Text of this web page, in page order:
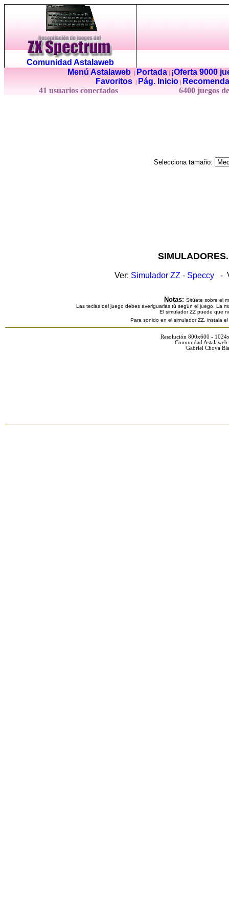
Comunidad Astalaweb
Menú Astalaweb| Portada|
¡Oferta 9000
Favoritos
Pág. Inicio
41 usuarios conectados
6400 juegos
Selecciona tamaño:
Ver: Simulador ZZ - Speccy -
Notas: Sitúate sobre el
Las teclas del juego debes averiguarlas tú según el juego. La
El simulador ZZ puede que
Para sonido en el simulador ZZ, instala
Resolución 800x600 -
Comunidad
Gabriel Chova